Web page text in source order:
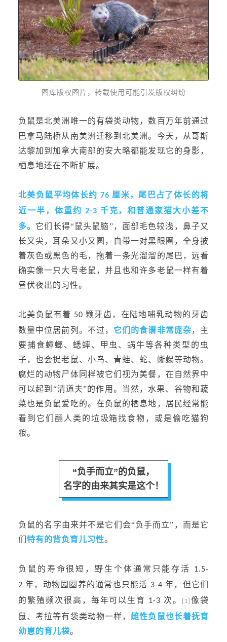
图库版权图片，转载使用可能引发版权纠纷
负鼠是北美洲唯一的有袋类动物，数百万年前通过
巴拿马陆桥从南美洲迁移到北美洲。今天，从哥斯
达黎加 到加拿大南部的安大略都能发现它的身影，
栖息地还在不断扩展。
北美负鼠平均体长约 76厘米，尾巴占了体长的将
近一半，体重约 2-3 千克，和普通家猫大小差不
多。 它们长得“鼠头鼠脑”，面部毛色较浅，鼻子又
长又尖，耳朵又小又圆，自带一对黑眼圈，全身披
着灰色或黑色的毛，拖着一条光溜溜的尾巴，远看
确实像一只大号老鼠，并且也和许多老鼠一样有着
昼伏夜出的习性。
北美负鼠有着 50颗牙齿，在陆地哺乳动物的牙齿
数量中位居前列。不过， 它们的食谱非常庞杂，主
要捕食蟑螂、蟋蟀、甲虫、蜗牛等各种类型的虫
子，也会捉老鼠、小鸟、青蛙、蛇、蜥蜴等动物。
腐烂的动物尸体同样被它们视为美餐，在自然界中
可以起到“清道夫”的作用。当然，水果、谷物和蔬
菜也是负鼠爱吃的。在负鼠的栖息地，居民经常能
看到它们翻人类的垃圾箱找食物，或是偷吃猫狗
粮。
“负手而立”的负鼠，
名字的由来其实是这个！
负鼠的名字由来并不是它们会“负手而立”，而是它
们 特有的背负育儿习性。
负鼠的寿命很短，野生个体通常只能存活 1.5-
2年，动物园圈养的通常也只能活 3-4年，但它们
的繁殖频次很高，每年可以生育 1-3 次。 [1] 像袋
鼠、考拉等有袋类动物一样， 雌性负鼠也长着抚育
幼崽的育儿袋。